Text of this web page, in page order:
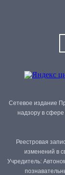
Сетевое издание
надзору в
Реестровая
изменений в
Учредитель: